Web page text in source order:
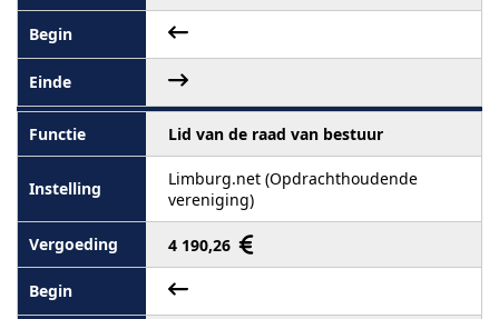
Lid van de raad van bestuur
Limburg.net (Opdrachthoudende
vereniging)
4 190,26